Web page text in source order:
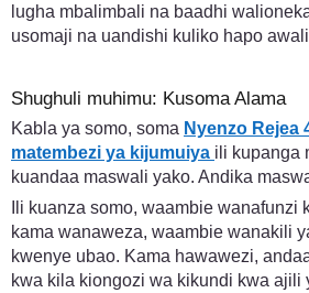
lugha mbalimbali na baadhi
usomaji na uandishi kuliko hapo
Shughuli muhimu: Kusoma Alama
Kabla ya somo, soma Nyenzo Rejea
matembezi ya kijumuiya ili kupanga
kuandaa maswali yako. Andika
Ili kuanza somo, waambie wanafunzi
kama wanaweza, waambie wanakili
kwenye ubao. Kama hawawezi,
kwa kila kiongozi wa kikundi kwa ajili